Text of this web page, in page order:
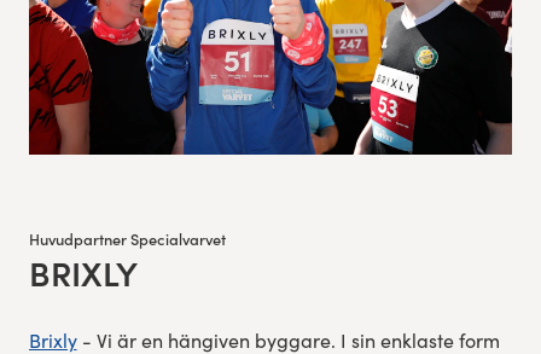
Huvudpartner Specialvarvet
:BRIXLY
Brixly- Vi är en hängiven byggare. I sin enklaste form